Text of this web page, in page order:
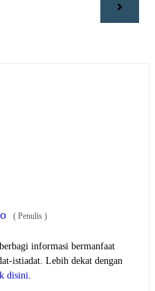
( Penulis )
informasi bermanfaat
istiadat. Lebih dekat dengan
disini.